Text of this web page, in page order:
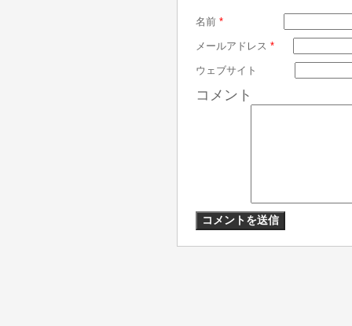
名前 *
メールアドレス *
ウェブサイト
コメント